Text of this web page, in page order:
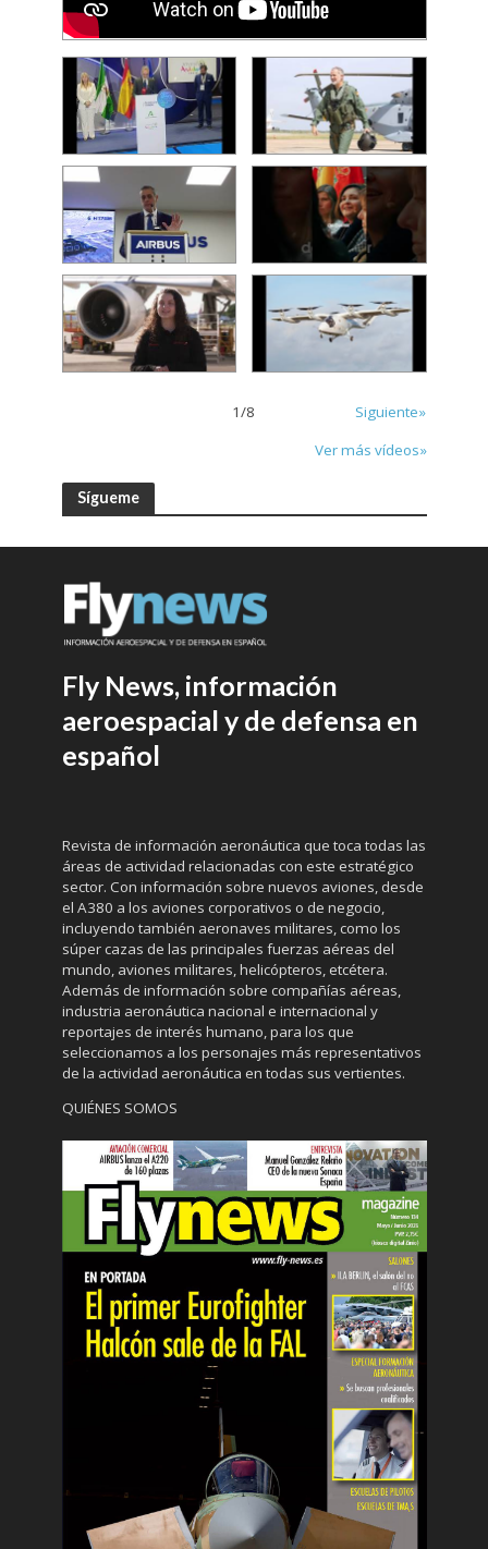
1/8
Siguiente»
Ver más vídeos»
Sígueme
Fly News, información
aeroespacial y de defensa en
español
Revista de información aeronáutica que toca todas las
áreas de actividad relacionadas con este estratégico
sector. Con información sobre nuevos aviones, desde
el A380 a los aviones corporativos o de negocio,
incluyendo también aeronaves militares, como los
súper cazas de las principales fuerzas aéreas del
mundo, aviones militares, helicópteros, etcétera.
Además de información sobre compañías aéreas,
industria aeronáutica nacional e internacional y
reportajes de interés humano, para los que
seleccionamos a los personajes más representativos
de la actividad aeronáutica en todas sus vertientes.
QUIÉNES SOMOS